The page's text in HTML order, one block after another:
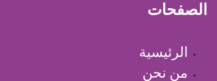
الصفحات
الرئيسية
من نحن